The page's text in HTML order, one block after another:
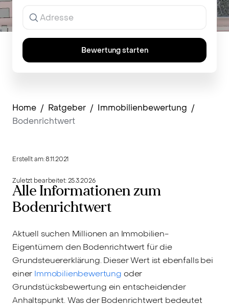
werden
der
Eingabe
angezeigt.
Bewertung starten
Home / Ratgeber / Immobilienbewertung /
Bodenrichtwert
Erstellt am:8.11.2021
Zuletzt bearbeitet:25.3.2026
Alle Informationen zum
Bodenrichtwert
Aktuell suchen Millionen an Immobilien-
Eigentümern den Bodenrichtwert für die
Grundsteuererklärung. Dieser Wert ist ebenfalls bei
einer Immobilienbewertung oder
Grundstücksbewertung ein entscheidender
Anhaltspunkt. Was der Bodenrichtwert bedeutet